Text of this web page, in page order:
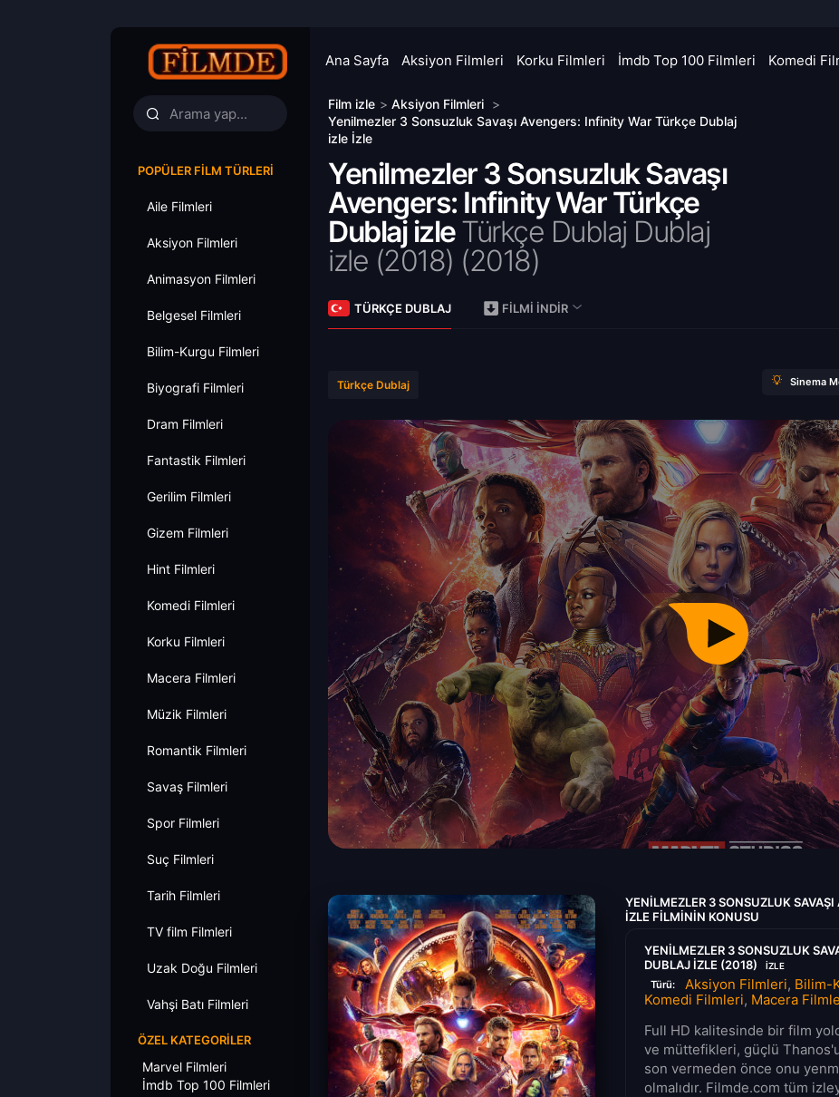
Ana Sayfa Aksiyon Filmleri Korku Filmleri İmdb Top 100 Filmleri Komedi
POPÜLER FILM TÜRLERI
Aile Filmleri
Aksiyon Filmleri
Animasyon Filmleri
Belgesel Filmleri
Bilim-Kurgu Filmleri
Biyografi Filmleri
Dram Filmleri
Fantastik Filmleri
Gerilim Filmleri
Gizem Filmleri
Hint Filmleri
Komedi Filmleri
Korku Filmleri
Macera Filmleri
Müzik Filmleri
Romantik Filmleri
Savaş Filmleri
Spor Filmleri
Suç Filmleri
Tarih Filmleri
TV film Filmleri
Uzak Doğu Filmleri
Vahşi Batı Filmleri
ÖZEL KATEGORILER
Marvel Filmleri
İmdb Top 100 Filmleri
Film izle > Aksiyon Filmleri >
Yenilmezler 3 Sonsuzluk Savaşı Avengers: Infinity War Türkçe Dublaj
izle İzle
Yenilmezler 3 Sonsuzluk Savaşı
Avengers: Infinity War Türkçe
Dublaj izleTürkçe Dublaj Dublaj
izle (2018) (2018)
TÜRKÇE DUBLAJ FILMI İNDIR
Türkçe Dublaj Sinema
YENILMEZLER 3 SONSUZLUK
IZLE FILMININ KONUSU
YENILMEZLER 3 SONSUZLUK
DUBLAJ IZLE (2018)
IZLE
Türü: Aksiyon Filmleri, Bilim-
Komedi Filmleri, Macera
Full HD kalitesinde bir film
ve müttefikleri, güçlü
son vermeden önce onu
olmalıdır. Filmde.com tüm